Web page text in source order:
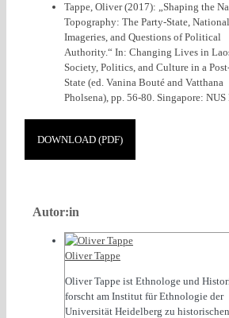
Tappe, Oliver (2017): „Shaping the
Topography: The Party-State, National
Imageries, and Questions of Political
Authority.“ In: Changing Lives in
Society, Politics, and Culture in a
State (ed. Vanina Bouté and Vatthana
Pholsena), pp. 56-80. Singapore: NUS
DOWNLOAD (PDF)
Autor:in
Oliver Tappe
Oliver Tappe ist Ethnologe und
forscht am Institut für Ethnologie der
Universität Heidelberg zu